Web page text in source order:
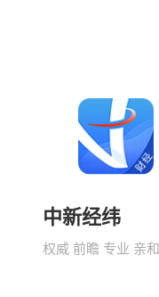
中新经纬
权威 前瞻 专业 亲和